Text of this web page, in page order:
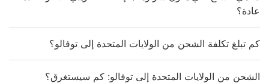
عادة؟
كم تبلغ تكلفة الشحن من الولايات المتحدة إلى توفالو؟
الشحن من الولايات المتحدة إلى توفالو: كم سيستغرق؟